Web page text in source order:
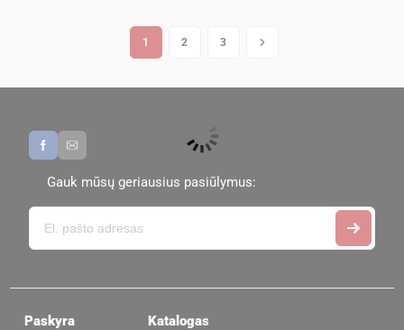
1 2 3
Gauk mūsų geriausius pasiūlymus:
Paskyra Katalogas